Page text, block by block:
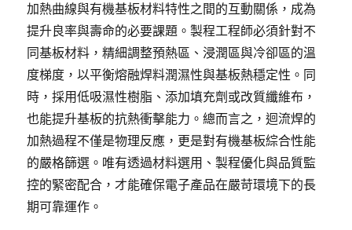
加熱曲線與有機基板材料特性之間的互動關係，成為
提升良率與壽命的必要課題。製程工程師必須針對不
同基板材料，精細調整預熱區、浸潤區與冷卻區的溫
度梯度，以平衡熔融焊料潤濕性與基板熱穩定性。同
時，採用低吸濕性樹脂、添加填充劑或改質纖維布，
也能提升基板的抗熱衝擊能力。總而言之，迴流焊的
加熱過程不僅是物理反應，更是對有機基板綜合性能
的嚴格篩選。唯有透過材料選用、製程優化與品質監
控的緊密配合，才能確保電子產品在嚴苛環境下的長
期可靠運作。